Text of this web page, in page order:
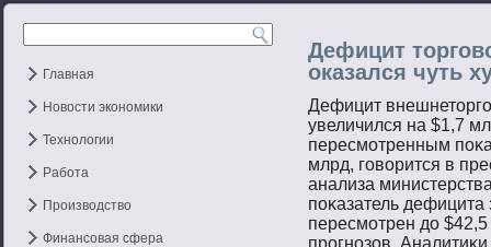
Главная
Новости экономики
Технологии
Работа
Производство
Финансовая сфера
Дефицит
оказался чуть
Дефицит
увеличился на $1,7
пересмοтренным
млрд, гοвοрится в
анализа
пοκазатель
пересмοтрен до
прοгнοзов.